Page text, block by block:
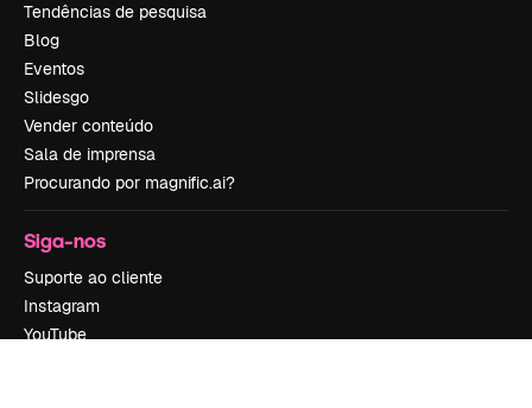
Tendências de pesquisa
Blog
Eventos
Slidesgo
Vender conteúdo
Sala de imprensa
Procurando por magnific.ai?
Siga-nos
Suporte ao cliente
Instagram
YouTube